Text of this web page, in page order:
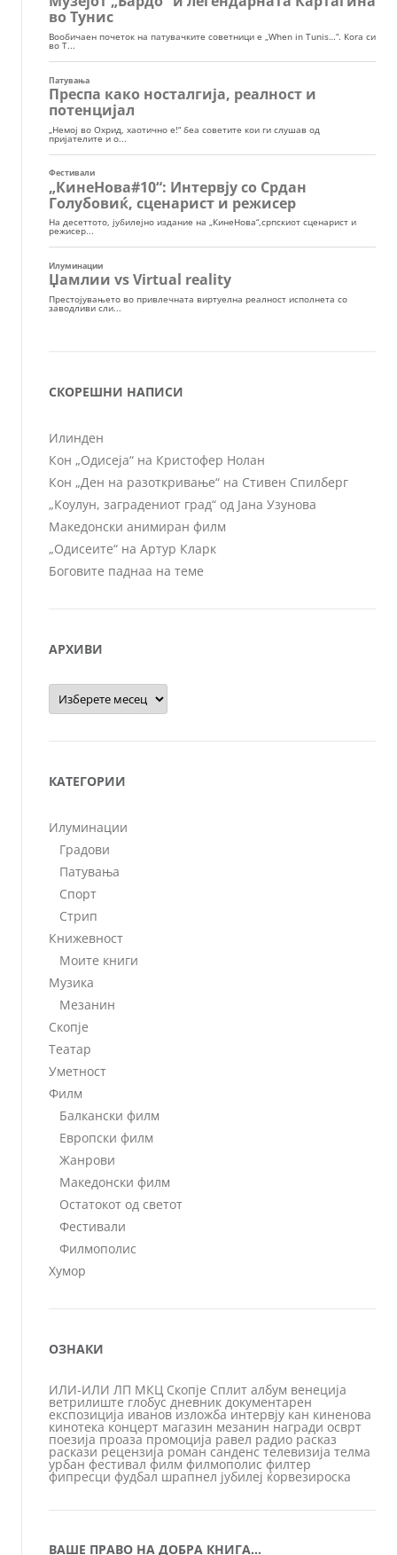
СКОРЕШНИ НАПИСИ
Илинден
Кон „Одисеја“ на Кристофер Нолан
Кон „Ден на разоткривање“ на Стивен Спилберг
„Коулун, заградениот град“ од Јана Узунова
Македонски анимиран филм
„Одисеите“ на Артур Кларк
Боговите паднаа на теме
АРХИВИ
Архиви
КАТЕГОРИИ
Илуминации
Градови
Патувања
Спорт
Стрип
Книжевност
Моите книги
Музика
Мезанин
Скопје
Театар
Уметност
Филм
Балкански филм
Европски филм
Жанрови
Македонски филм
Остатокот од светот
Фестивали
Филмополис
Хумор
ОЗНАКИ
ИЛИ-ИЛИ ЛП МКЦ Скопје Сплит албум венеција
ветрилиште глобус дневник документарен
експозиција иванов изложба интервју кан киненова
кинотека концерт магазин мезанин награди осврт
поезија проаза промоција равел радио расказ
раскази рецензија роман санденс телевизија телма
урбан фестивал филм филмополис филтер
фипресци фудбал шрапнел јубилеј ќорвезироска
ВАШЕ ПРАВО НА ДОБРА КНИГА…